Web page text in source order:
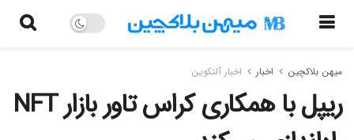
میهن بلاکچین اخبار اخبار آلتکوین
ریپل با همکاری کراس تاور بازار NFT